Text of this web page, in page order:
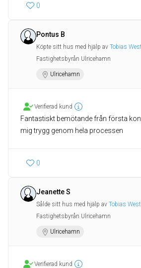
0
Pontus B
Köpte sitt hus med hjälp av Tobias
Fastighetsbyrån Ulricehamn
Ulricehamn
Verifierad kund
Fantastiskt bemötande från första
mig trygg genom hela processen
0
Jeanette S
Sålde sitt hus med hjälp av Tobias
Fastighetsbyrån Ulricehamn
Ulricehamn
Verifierad kund